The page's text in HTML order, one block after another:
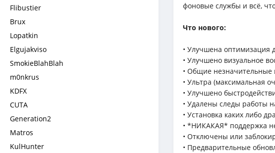
Flibustier
Brux
Lopatkin
Elgujakviso
SmokieBlahBlah
m0nkrus
KDFX
CUTA
Generation2
Matros
KulHunter
фоновые службы и всё,
Что нового:
• Улучшена оптимизация
• Улучшено визуальное
• Общие незначительные
• Ультра (максимальная
• Улучшено
• Удалены следы работы
• Установка каких либо
• *НИКАКАЯ* поддержка
• Отключены или
• Предварительные